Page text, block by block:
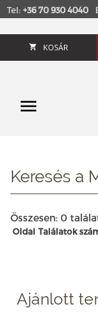
Tel: +36 70 930 4040
KOSÁR
Keresés a
Összesen: 0
Oldal Találatok
Ajánlott